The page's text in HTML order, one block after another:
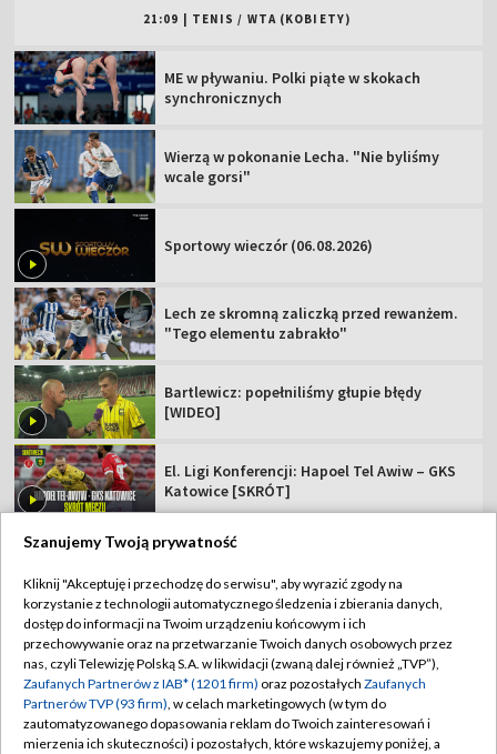
21:09 TENIS / WTA (KOBIETY)
ME w pływaniu. Polki piąte w skokach
synchronicznych
Wierzą w pokonanie Lecha. "Nie byliśmy
wcale gorsi"
Sportowy wieczór (06.08.2026)
Lech ze skromną zaliczką przed rewanżem.
"Tego elementu zabrakło"
Bartlewicz: popełniliśmy głupie błędy
[WIDEO]
El. Ligi Konferencji: Hapoel Tel Awiw – GKS
Katowice [SKRÓT]
TVP
Abonament TVP
Sklep TVP
Biuro Reklamy
Regulamin TVP
Polityka prywatności
Moje zgody
Szanujemy Twoją prywatność
Kliknij "Akceptuję i przechodzę do serwisu", aby wyrazić zgody na
korzystanie z technologii automatycznego śledzenia i zbierania danych,
dostęp do informacji na Twoim urządzeniu końcowym i ich
przechowywanie oraz na przetwarzanie Twoich danych osobowych przez
nas, czyli Telewizję Polską S.A. w likwidacji (zwaną dalej również „TVP”),
Zaufanych Partnerów z IAB* (1201 firm) oraz pozostałych Zaufanych
Partnerów TVP (93 firm), w celach marketingowych (w tym do
zautomatyzowanego dopasowania reklam do Twoich zainteresowań i
mierzenia ich skuteczności) i pozostałych, które wskazujemy poniżej, a